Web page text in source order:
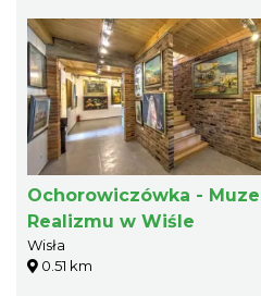
Ochorowiczówka -
Realizmu w Wiśle
Wisła
0.51 km